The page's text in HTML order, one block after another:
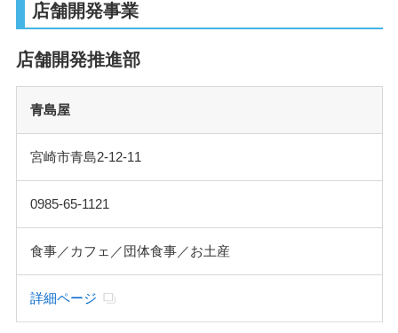
店舗開発事業
店舗開発推進部
青島屋
宮崎市青島2-12-11
0985-65-1121
食事／カフェ／団体食事／お土産
詳細ページ